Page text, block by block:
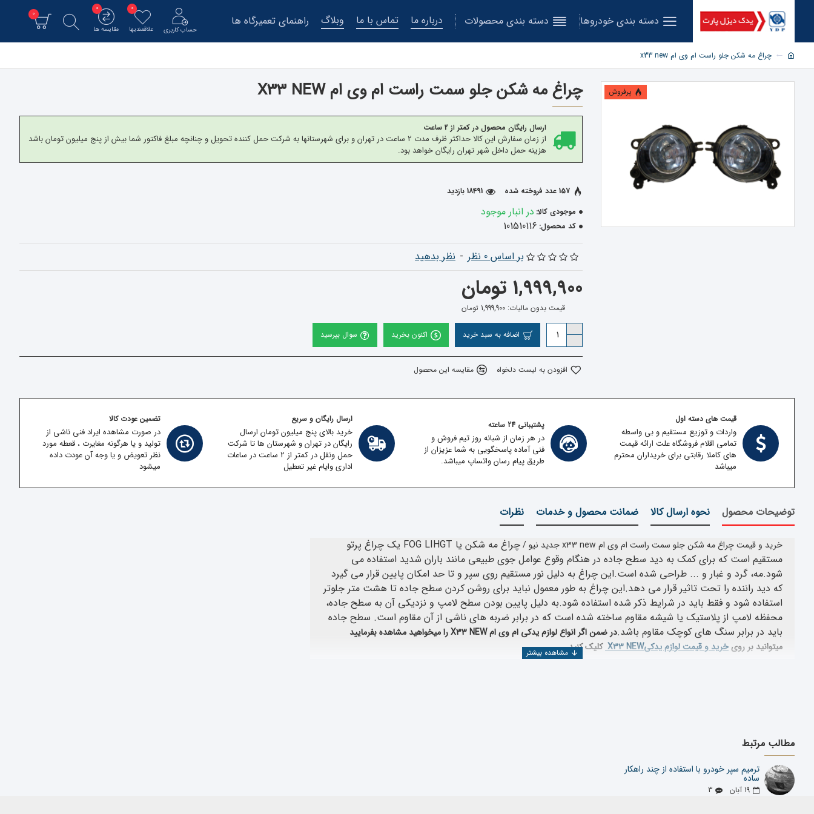
دسته بندی خودروها دسته بندی محصولات درباره ما تماس با ما وبلاگ راهنمای تعمیرگاه ها
حساب کاربری علاقمندیها
0
مقایسه ها
0
0
چراغ مه شکن جلو راست ام وی ام x33 new
پرفروش چراغ مه شکن جلو سمت راست ام وی ام X33 NEW
ارسال رایگان محصول در کمتر از 2 ساعت
از زمان سفارش این کالا حداکثر ظرف مدت 2 ساعت در تهران و برای شهرستانها به شرکت حمل کننده تحویل و چنانچه مبلغ فاکتور شما بیش از پنج میلیون تومان باشد
هزینه حمل داخل شهر تهران رایگان خواهد بود.
موجودی کالا: در انبار موجود
کد محصول: 101510116
157 عدد فروخته شده 18491 بازدید
بر اساس 0 نظر - نظر بدهید
1,999,900 تومان
قیمت بدون مالیات: 1,999,900 تومان
اضافه به سبد خرید اکنون بخرید سوال بپرسید
افزودن به لیست دلخواه مقایسه این محصول
قیمت های دسته اول
واردات و توزیع مستقیم و بی واسطه
تمامی اقلام فروشگاه علت ارائه قیمت
های کاملا رقابتی برای خریداران محترم
میباشد
پشتیبانی 24 ساعته
در هر زمان از شبانه روز تیم فروش و
فنی آماده پاسخگویی به شما عزیزان از
طریق پیام رسان واتساپ میباشد.
ارسال رایگان و سریع
خرید بالای پنج میلیون تومان ارسال
رایگان در تهران و شهرستان ها تا شرکت
حمل ونقل در کمتر از 2 ساعت در ساعات
اداری وایام غیر تعطیل
تضمین عودت کالا
در صورت مشاهده ایراد فنی ناشی از
تولید و یا هرگونه مغایرت ، قعطه مورد
نظر تعویض و یا وجه آن عودت داده
میشود
توضیحات محصول نحوه ارسال کالا ضمانت محصول و خدمات نظرات
خرید و قیمت چراغ مه شکن جلو سمت راست ام وی ام x33 new جدید نیو /چراغ مه شکن یا FOG LIHGT یک چراغ پرتو
مستقیم است که برای کمک به دید سطح جاده در هنگام وقوع عوامل جوی طبیعی مانند باران شدید استفاده می
شود.مه، گرد و غبار و ... طراحی شده است.این چراغ به دلیل نور مستقیم روی سپر و تا حد امکان پایین قرار می گیرد
که دید راننده را تحت تاثیر قرار می دهد.این چراغ به طور معمول نباید برای روشن کردن سطح جاده تا هشت متر جلوتر
استفاده شود و فقط باید در شرایط ذکر شده استفاده شود.به دلیل پایین بودن سطح لامپ و نزدیکی آن به سطح جاده،
محفظه لامپ از پلاستیک یا شیشه مقاوم ساخته شده است که در برابر ضربه های ناشی از آن مقاوم است. سطح جاده
باید در برابر سنگ های کوچک مقاوم باشد.در ضمن اگر انواع لوازم یدکی ام وی امX33 NEWرا میخواهید مشاهده بفرمایید
میتوانید بر رویخرید و قیمت لوازم یدکیX33 NEWکلیک کنید
اعتبار کارخانه سازنده
استاندارد بودن قطعه تولید شده
تخصص وارد کننده
اعتبار شرکت فروشنده
مطالب مرتبط
ترمیم سپر خودرو با استفاده از چند راهکار
ساده
19 آبان 3